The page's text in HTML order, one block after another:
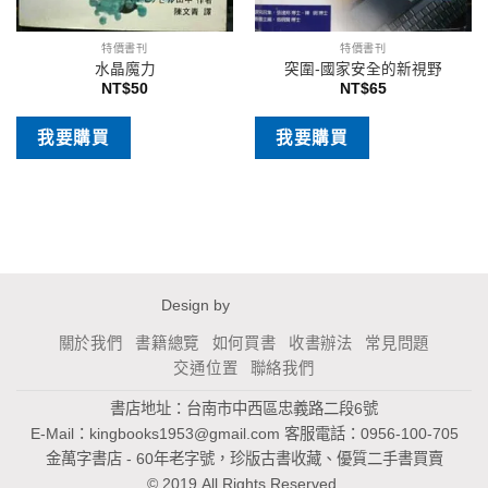
特價書刊
水晶魔力
NT$50
我要購買
特價書刊
突圍-國家安全的新視野
NT$65
我要購買
Design by
關於我們 書籍總覽 如何買書 收書辦法
常見問題
交通位置
聯絡我們
書店地址：台南市中西區忠義路二段6號
E-Mail： kingbooks1953@gmail.com 客服電話：0956-100-705
金萬字書店 - 60年老字號，珍版古書收藏、優質二手書買賣
© 2019 All Rights Reserved.